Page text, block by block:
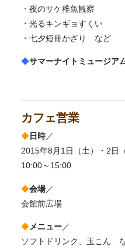
・ 夜のサケ稚魚観察
・ 光るキンギョすくい
・ 七夕短冊かざり など
◆サマーナイトミュージア
カフェ営業
◆日時／
2015年8月1日（土）・2日（
10:00～15:00
◆会場／
会館前広場
◆メニュー／
ソフトドリンク、玉こん